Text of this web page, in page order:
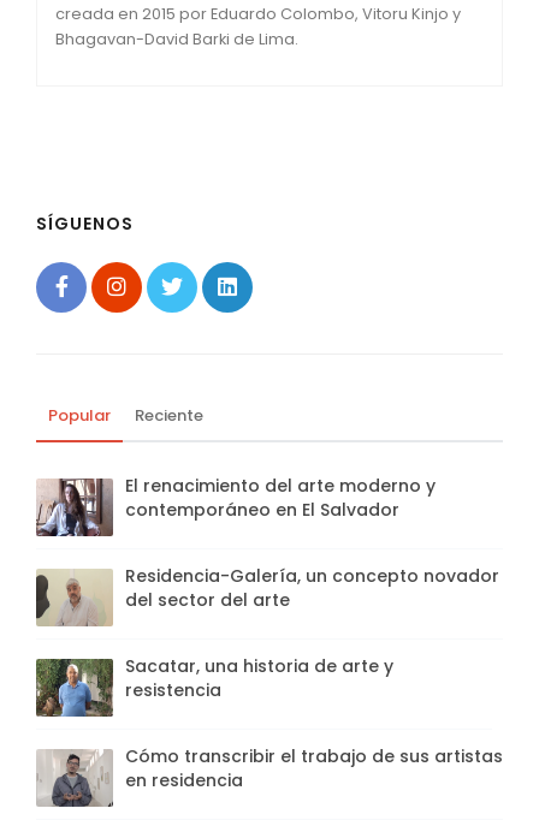
creada en 2015 por Eduardo Colombo, Vitoru Kinjo y
Bhagavan-David Barki de Lima.
SÍGUENOS
Popular Reciente
El renacimiento del arte moderno y
contemporáneo en El Salvador
Residencia-Galería, un concepto novador
del sector del arte
Sacatar, una historia de arte y
resistencia
Cómo transcribir el trabajo de sus artistas
en residencia